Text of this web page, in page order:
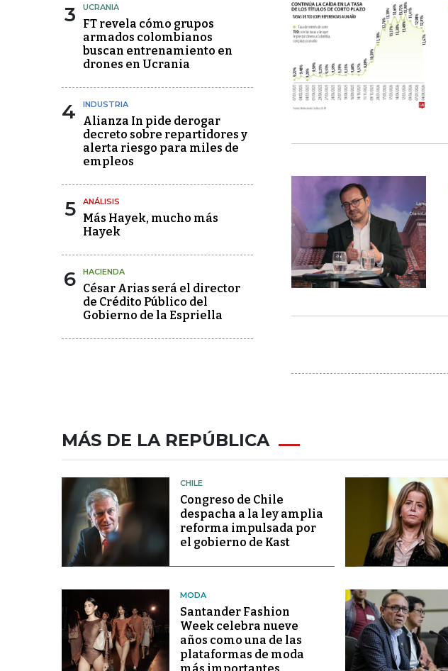
3 UCRANIA
FT revela cómo grupos
armados colombianos
buscan entrenamiento en
drones en Ucrania
4 INDUSTRIA
Alianza In pide derogar
decreto sobre repartidores y
alerta riesgo para miles de
empleos
5 ANÁLISIS
Más Hayek, mucho más
Hayek
6 HACIENDA
César Arias será el director
de Crédito Público del
Gobierno de la Espriella
MÁS DE LA REPÚBLICA
CHILE
Congreso de Chile
despacha a la ley amplia
reforma impulsada por
el gobierno de Kast
MODA
Santander Fashion
Week celebra nueve
años como una de las
plataformas de moda